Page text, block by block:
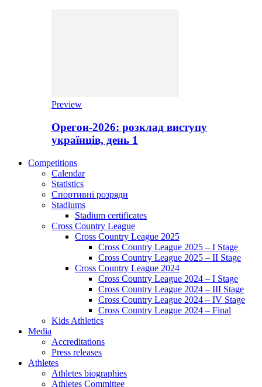
Preview
Орегон-2026: розклад виступу
українців, день 1
Competitions
Calendar
Statistics
Спортивні розряди
Stadiums
Stadium certificates
Cross Country League
Cross Country League 2025
Cross Country League 2025 – I Stage
Cross Country League 2025 – II Stage
Cross Country League 2024
Cross Country League 2024 – I Stage
Cross Country League 2024 – III Stage
Cross Country League 2024 – IV Stage
Cross Country League 2024 – Final
Kids Athletics
Media
Accreditations
Press releases
Athletes
Athletes biographies
Athletes Committee